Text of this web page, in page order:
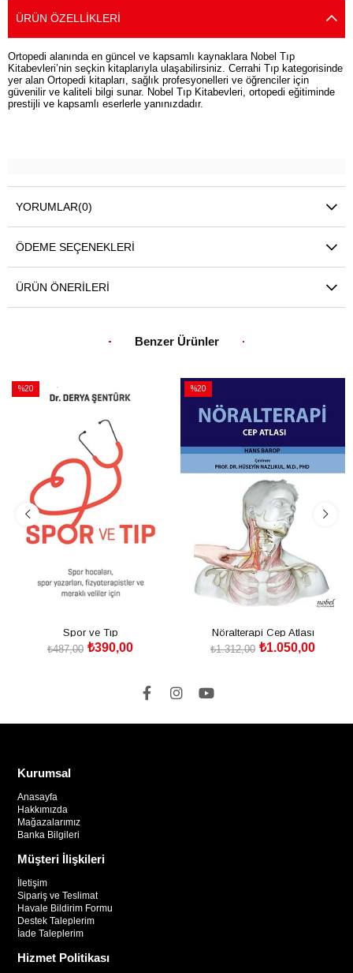
ÜRÜN ÖZELLIKLERI
Ortopedi alanında en güncel ve kapsamlı kaynaklara Nobel Tıp
Kitabevleri’nin seçkin kitaplarıyla ulaşabilirsiniz. Cerrahi Tıp kategorisinde
yer alan Ortopedi kitapları, sağlık profesyonelleri ve öğrenciler için
güvenilir ve kaliteli bilgi sunar. Nobel Tıp Kitabevleri, ortopedi eğitiminde
prestijli ve kapsamlı eserlerle yanınızdadır.
YORUMLAR(0)
ÖDEME SEÇENEKLERI
ÜRÜN ÖNERILERI
Benzer Ürünler
%20
Spor ve Tıp
₺390,00
₺487,00
%20
%20İndirim
Nöralterapi Cep Atlası
₺1.050,00
₺1.312,00
Kurumsal
Anasayfa
Hakkımızda
Mağazalarımız
Banka Bilgileri
Müşteri İlişkileri
İletişim
Sipariş ve Teslimat
Havale Bildirim Formu
Destek Taleplerim
İade Taleplerim
Hizmet Politikası